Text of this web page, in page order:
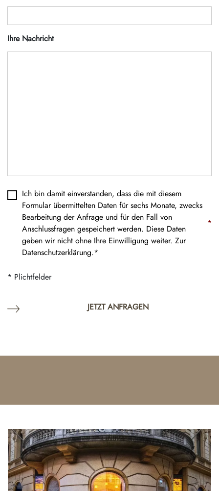
Ihre Nachricht
Datenschutz *
Ich bin damit einverstanden, dass die mit diesem
Formular übermittelten Daten für sechs Monate, zwecks
Bearbeitung der Anfrage und für den Fall von
Anschlussfragen gespeichert werden. Diese Daten
geben wir nicht ohne Ihre Einwilligung weiter. Zur
Datenschutzerklärung.*
*
* Plichtfelder